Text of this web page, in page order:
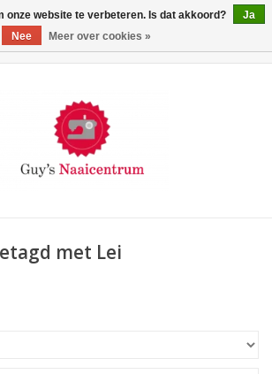
met Lei
onze website te verbeteren. Is dat akkoord?
Ja
Nee
Meer over cookies »